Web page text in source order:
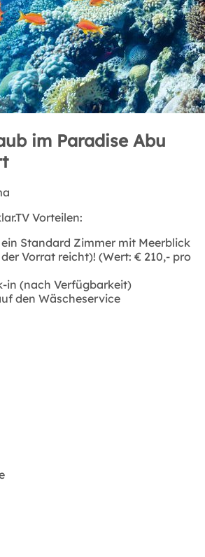
im Paradise Abu
Vorteilen:
Standard Zimmer mit Meerblick
Vorrat reicht)! (Wert: € 210,- pro
in (nach Verfügbarkeit)
den Wäscheservice